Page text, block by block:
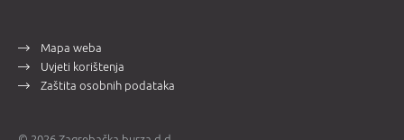
Mapa weba
Uvjeti korištenja
Zaštita osobnih podataka